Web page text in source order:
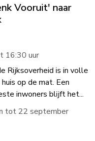
Vooruit' naar
16:30 uur
Rijksoverheid is in volle
op de mat. Een
inwoners blijft het...
tot 22 september